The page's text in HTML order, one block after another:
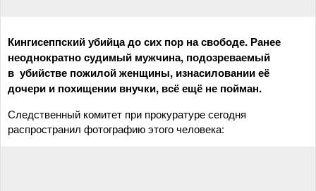
Кингисеппский убийца до сих пор на свободе. Ранее
неоднократно судимый мужчина, подозреваемый
в убийстве пожилой женщины, изнасиловании её
дочери и похищении внучки, всё ещё не пойман.
Следственный комитет при прокуратуре сегодня
распространил фотографию этого человека: